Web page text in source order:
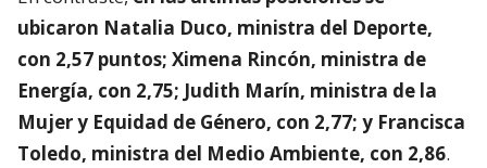
ubicaron Natalia Duco, ministra del Deporte,
con 2,57 puntos; Ximena Rincón, ministra de
Energía, con 2,75; Judith Marín, ministra de la
Mujer y Equidad de Género, con 2,77; y Francisca
Toledo, ministra del Medio Ambiente, con 2,86.